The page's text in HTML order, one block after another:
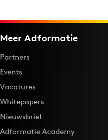
Meer Adformatie
Partners
Events
Vacatures
Whitepapers
Nieuwsbrief
Adformatie Academy